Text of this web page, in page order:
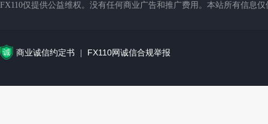
FX110仅提供公益维权。没有任何商业广告和推广费用。本站所有信息
商业诚信约定书 FX110网诚信合规举报